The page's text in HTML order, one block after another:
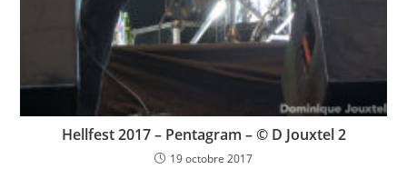
Hellfest 2017 – Pentagram – © D Jouxtel 2
19 octobre 2017